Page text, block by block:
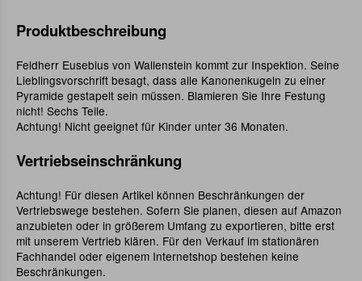
Produktbeschreibung
Feldherr Eusebius von Wallenstein kommt zur Inspektion. Seine
Lieblingsvorschrift besagt, dass alle Kanonenkugeln zu einer
Pyramide gestapelt sein müssen. Blamieren Sie Ihre Festung
nicht! Sechs Teile.
Achtung! Nicht geeignet für Kinder unter 36 Monaten.
Vertriebseinschränkung
Achtung! Für diesen Artikel können Beschränkungen der
Vertriebswege bestehen. Sofern Sie planen, diesen auf Amazon
anzubieten oder in größerem Umfang zu exportieren, bitte erst
mit unserem Vertrieb klären. Für den Verkauf im stationären
Fachhandel oder eigenem Internetshop bestehen keine
Beschränkungen.